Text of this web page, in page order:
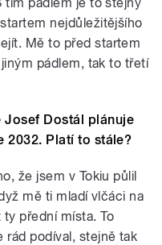
nejdůležitějšího
Mě to před startem
pádlem, tak to třetí
Josef Dostál plánuje
2032. Platí to stále?
že jsem v Tokiu půlil
mě ti mladí vlčáci na
přední místa. To
rád podíval, stejně tak